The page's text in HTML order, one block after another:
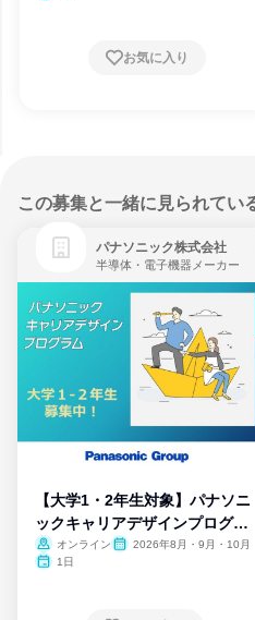
お気に入り
この募集と一緒に見られてい
パナソニック株式会社
半導体・電子機器メーカー
【大学1・2年生対象】パナソニ
ックキャリアデザインプログラ
ム
オンライン
2026年8月・9月・10月
1日